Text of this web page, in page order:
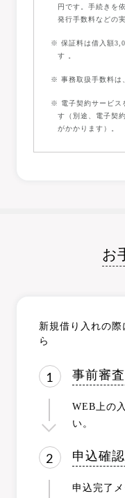
円です。手続きを
発行手数料などの
※ 保証料は借入額
す 。
※ 事務取扱手数料は
※ 電子契約サービス
す（別途、電子契
がかかります）。
お
新規借り入れの
ら
事前審
WEB上の
い。
申込確
申込完了